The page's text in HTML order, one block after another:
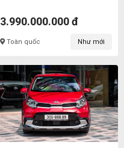
3.990.000.000 đ
Toàn quốc Như mới